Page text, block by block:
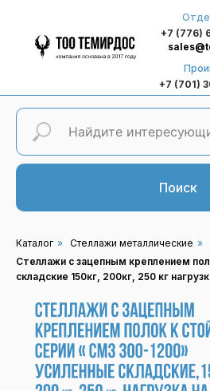
+7 (776)
+7 (701)
Поиск
Каталог » Стеллажи металлические »
Стеллажи с зацепным креплением
складские 150кг, 200кг, 250 кг